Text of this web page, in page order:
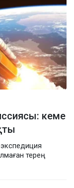
кеме
терең